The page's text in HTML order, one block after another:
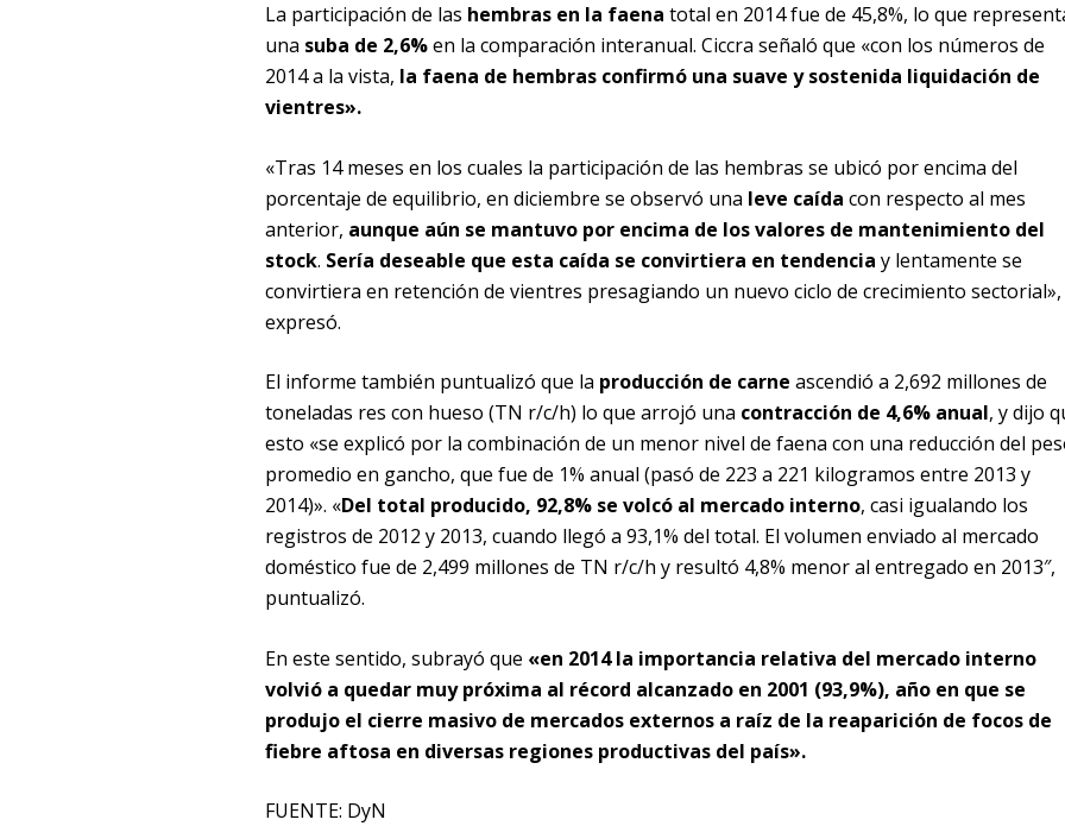
La participación de las hembras en la faena total en 2014 fue de 45,8%, lo que
una suba de 2,6%en la comparación interanual. Ciccra señaló que «con los números de
2014 a la vista, la faena de hembras confirmó una suave y sostenida liquidación de
vientres».
«Tras 14 meses en los cuales la participación de las hembras se ubicó por encima del
porcentaje de equilibrio, en diciembre se observó una leve caída con respecto al mes
anterior, aunque aún se mantuvo por encima de los valores de mantenimiento del
stock. Sería deseable que esta caída se convirtiera en tendencia y lentamente se
convirtiera en retención de vientres presagiando un nuevo ciclo de crecimiento sectorial»,
expresó.
El informe también puntualizó que la producción de carne ascendió a 2,692 millones de
toneladas res con hueso (TN r/c/h) lo que arrojó una contracción de 4,6% anual, y dijo
esto «se explicó por la combinación de un menor nivel de faena con una reducción del
promedio en gancho, que fue de 1% anual (pasó de 223 a 221 kilogramos entre 2013 y
2014)». «Del total producido, 92,8% se volcó al mercado interno, casi igualando los
registros de 2012 y 2013, cuando llegó a 93,1% del total. El volumen enviado al mercado
doméstico fue de 2,499 millones de TN r/c/h y resultó 4,8% menor al entregado en 2013″,
puntualizó.
En este sentido, subrayó que «en 2014 la importancia relativa del mercado interno
volvió a quedar muy próxima al récord alcanzado en 2001 (93,9%), año en que se
produjo el cierre masivo de mercados externos a raíz de la reaparición de focos de
fiebre aftosa en diversas regiones productivas del país».
FUENTE: DyN